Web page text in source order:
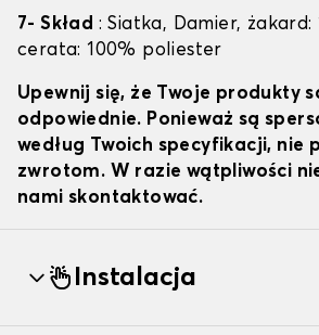
7- Skład : Siatka, Damier,
cerata: 100% poliester
Upewnij się, że Twoje produkty
odpowiednie. Ponieważ są
według Twoich specyfikacji, nie
zwrotom. W razie wątpliwości
nami skontaktować.
Instalacja